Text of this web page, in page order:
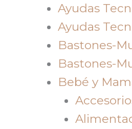
Ayudas
Ayudas
Bastones-
Bastones-
Bebé y